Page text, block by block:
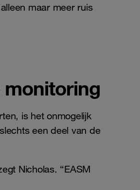
maar meer ruis
monitoring
is het onmogelijk
een deel van de
Nicholas. “EASM